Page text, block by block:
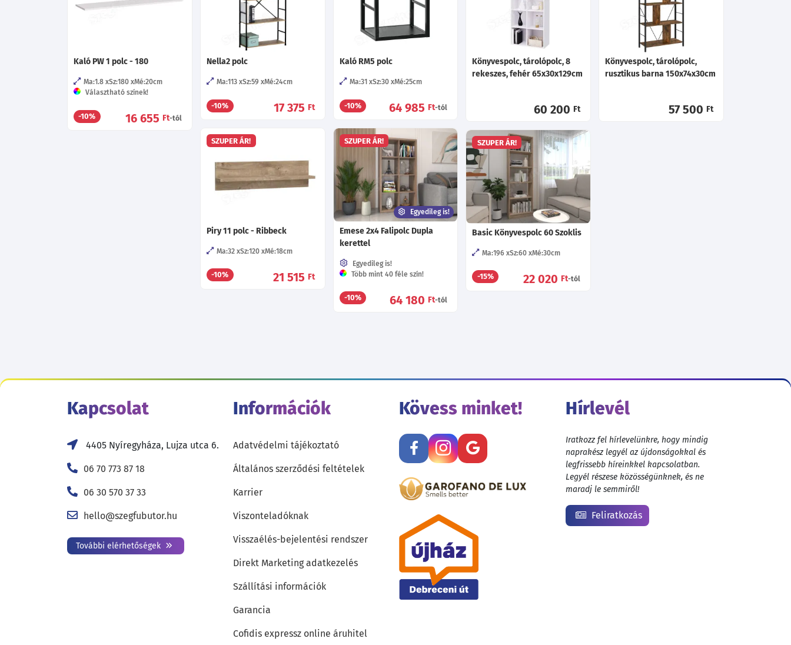
Kaló PW 1 polc - 180
Ma:1.8 Sz:180 Mé:20cm
Választható színek!
-10% 16 655 Ft-tól
Nella2 polc
Ma:113 Sz:59 Mé:24cm
-10% 17 375 Ft
Kaló RM5 polc
Ma:31 Sz:30 Mé:25cm
-10% 64 985 Ft-tól
Könyvespolc, tárolópolc, 8
rekeszes, fehér 65x30x129cm
60 200 Ft
Könyvespolc, tárolópolc,
rusztikus barna 150x74x30cm
57 500 Ft
SZUPER ÁR!
Piry 11 polc - Ribbeck
Ma:32 Sz:120 Mé:18cm
-10% 21 515 Ft
SZUPER ÁR!
Egyedileg is!
Emese 2x4 Falipolc Dupla
kerettel
Egyedileg is!
Több mint 40 féle szín!
-10% 64 180 Ft-tól
SZUPER ÁR!
Basic Könyvespolc 60 Szoklis
Ma:196 Sz:60 Mé:30cm
-15% 22 020 Ft-tól
Kapcsolat
4405 Nyíregyháza, Lujza utca 6.
06 70 773 87 18
06 30 570 37 33
hello@szegfubutor.hu
További elérhetőségek
Információk
Adatvédelmi tájékoztató
Általános szerződési feltételek
Karrier
Viszonteladóknak
Visszaélés-bejelentési rendszer
Direkt Marketing adatkezelés
Szállítási információk
Garancia
Cofidis expressz online áruhitel
Kövess minket! Hírlevél
Iratkozz fel hírlevelünkre, hogy mindig
naprakész legyél az újdonságokkal és
legfrissebb híreinkkel kapcsolatban.
Legyél részese közösségünknek, és ne
maradj le semmiről!
Feliratkozás